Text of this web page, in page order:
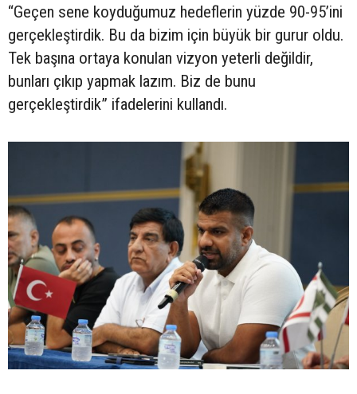
“Geçen sene koyduğumuz hedeflerin yüzde 90-95’ini
gerçekleştirdik. Bu da bizim için büyük bir gurur oldu.
Tek başına ortaya konulan vizyon yeterli değildir,
bunları çıkıp yapmak lazım. Biz de bunu
gerçekleştirdik” ifadelerini kullandı.